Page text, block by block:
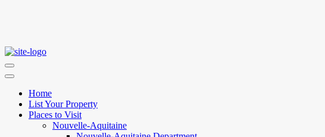
Home
List Your Property
Places to Visit
Nouvelle-Aquitaine